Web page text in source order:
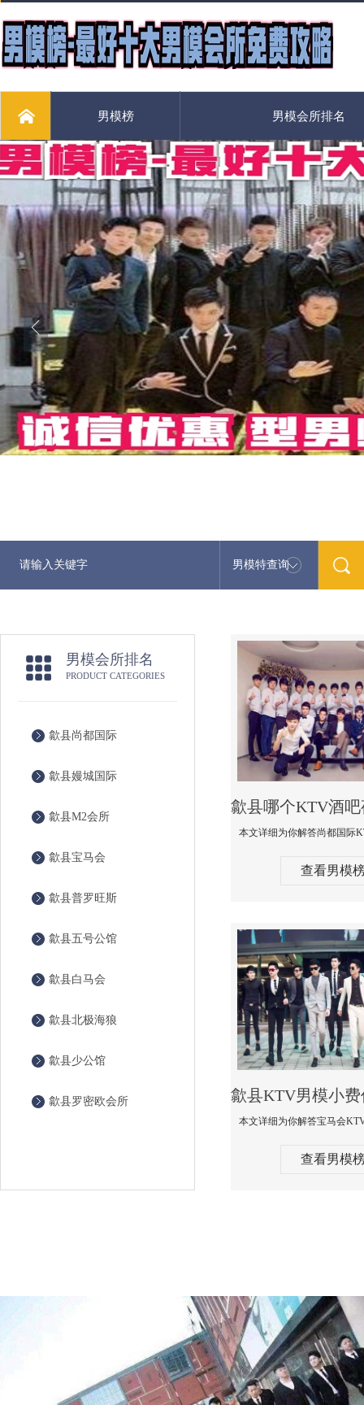
男模榜 男模会所排名
男模特查询
男模会所排名
PRODUCT CATEGORIES
歙县尚都国际
歙县嫚城国际
歙县M2会所
歙县宝马会
歙县普罗旺斯
歙县五号公馆
歙县白马会
歙县北极海狼
歙县少公馆
歙县罗密欧会所
查看男模
查看男模